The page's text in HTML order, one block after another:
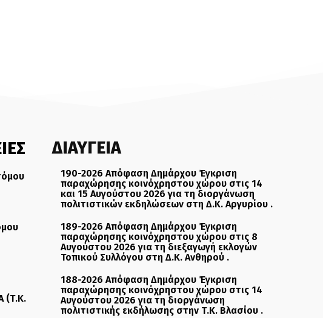
(Τ.Κ.
ΔΙΑΥΓΕΙΑ
190-2026 Απόφαση Δημάρχου Έγκριση
παραχώρησης κοινόχρηστου χώρου στις 14
και 15 Αυγούστου 2026 για τη διοργάνωση
πολιτιστικών εκδηλώσεων στη Δ.Κ. Αργυρίου .
189-2026 Απόφαση Δημάρχου Έγκριση
παραχώρησης κοινόχρηστου χώρου στις 8
Αυγούστου 2026 για τη διεξαγωγή εκλογών
Τοπικού Συλλόγου στη Δ.Κ. Ανθηρού .
188-2026 Απόφαση Δημάρχου Έγκριση
παραχώρησης κοινόχρηστου χώρου στις 14
Αυγούστου 2026 για τη διοργάνωση
πολιτιστικής εκδήλωσης στην Τ.Κ. Βλασίου .